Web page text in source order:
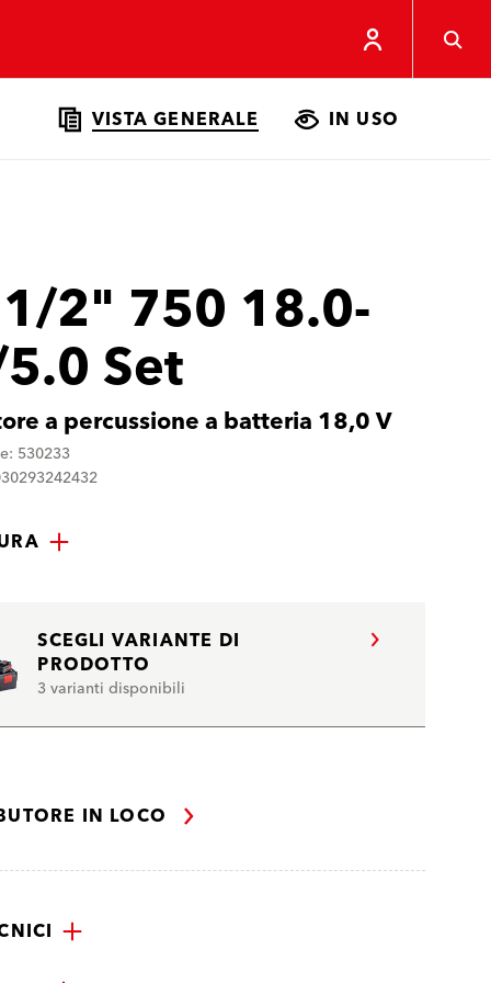
VISTA GENERALE IN USO
2" 750 18.0-
Set
a percussione a batteria 18,0 V
530233
SCEGLI VARIANTE DI
PRODOTTO
3 varianti disponibili
IN LOCO